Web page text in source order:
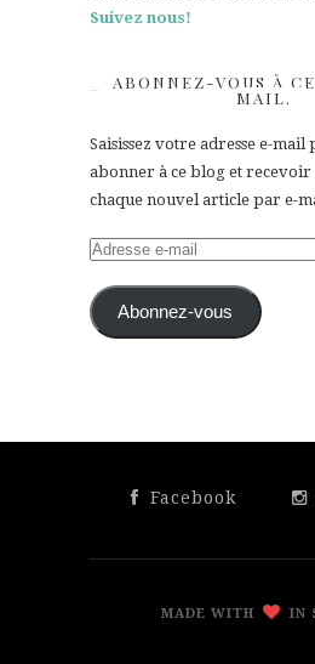
Suivez nous!
ABONNEZ-VOUS À
MAIL.
Saisissez votre adresse e-mail
abonner à ce blog et
chaque nouvel article par e-
Adresse
mail Abonnez-vous
Facebook
MADE WITH IN